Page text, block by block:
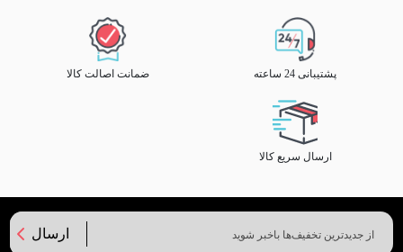
پشتیبانی 24 ساعته ضمانت اصالت کالا
ارسال سریع کالا
ارسال